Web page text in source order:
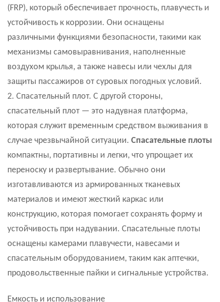
(FRP), который обеспечивает прочность, плавучесть и
устойчивость к коррозии. Они оснащены
различными функциями безопасности, такими как
механизмы самовыравнивания, наполненные
воздухом крылья, а также навесы или чехлы для
защиты пассажиров от суровых погодных условий.
2. Спасательный плот. С другой стороны,
спасательный плот — это надувная платформа,
которая служит временным средством выживания в
случае чрезвычайной ситуации. Спасательные плоты
компактны, портативны и легки, что упрощает их
переноску и развертывание. Обычно они
изготавливаются из армированных тканевых
материалов и имеют жесткий каркас или
конструкцию, которая помогает сохранять форму и
устойчивость при надувании. Спасательные плоты
оснащены камерами плавучести, навесами и
спасательным оборудованием, таким как аптечки,
продовольственные пайки и сигнальные устройства.
Емкость и использование